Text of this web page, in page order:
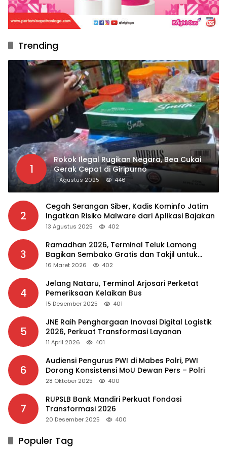
Trending
1
Rokok Ilegal Rugikan Negara, Bea Cukai
Gerak Cepat di Giripurno
11 Agustus 2025 446
2
Cegah Serangan Siber, Kadis Kominfo Jatim
Ingatkan Risiko Malware dari Aplikasi Bajakan
13 Agustus 2025 402
3
Ramadhan 2026, Terminal Teluk Lamong
Bagikan Sembako Gratis dan Takjil untuk
Masyarakat
16 Maret 2026 402
4
Jelang Nataru, Terminal Arjosari Perketat
Pemeriksaan Kelaikan Bus
15 Desember 2025 401
5
JNE Raih Penghargaan Inovasi Digital Logistik
2026, Perkuat Transformasi Layanan
11 April 2026 401
6
Audiensi Pengurus PWI di Mabes Polri, PWI
Dorong Konsistensi MoU Dewan Pers – Polri
28 Oktober 2025 400
7
RUPSLB Bank Mandiri Perkuat Fondasi
Transformasi 2026
20 Desember 2025 400
Populer Tag